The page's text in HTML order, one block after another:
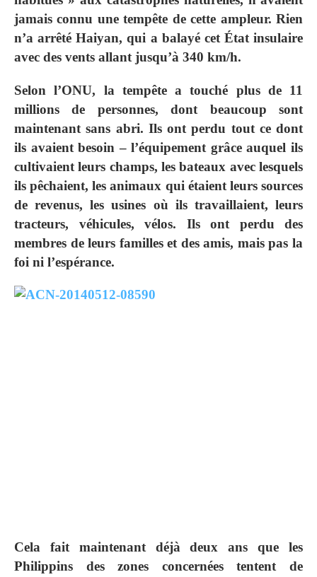
jamais connu une tempête de cette ampleur. Rien
n’a arrêté Haiyan, qui a balayé cet État insulaire
avec des vents allant jusqu’à 340 km/h.
Selon l’ONU, la tempête a touché plus de 11
millions de personnes, dont beaucoup sont
maintenant sans abri. Ils ont perdu tout ce dont
ils avaient besoin – l’équipement grâce auquel ils
cultivaient leurs champs, les bateaux avec lesquels
ils pêchaient, les animaux qui étaient leurs sources
de revenus, les usines où ils travaillaient, leurs
tracteurs, véhicules, vélos. Ils ont perdu des
membres de leurs familles et des amis, mais pas la
foi ni l’espérance.
Cela fait maintenant déjà deux ans que les
Philippins des zones concernées tentent de